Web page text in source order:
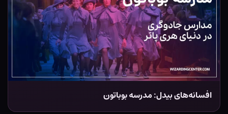
افسانه‌های بیدل: مدرسه بوباتون